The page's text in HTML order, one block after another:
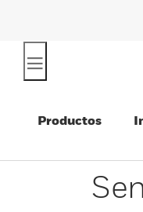
Productos